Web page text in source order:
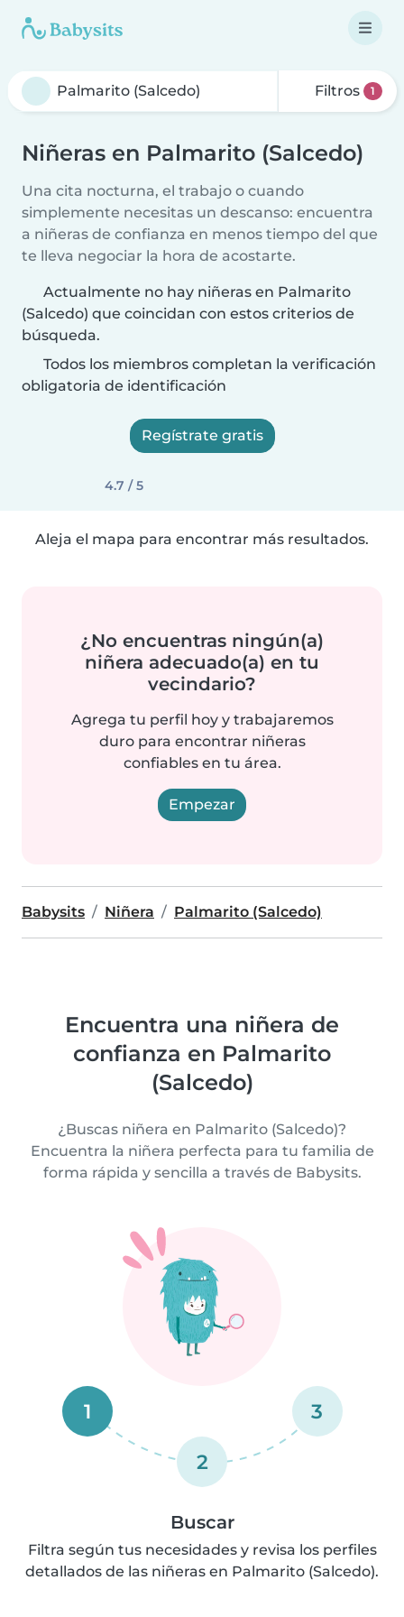
Filtros 1
Niñeras en Palmarito (Salcedo)
Una cita nocturna, el trabajo o cuando
simplemente necesitas un descanso: encuentra
a niñeras de confianza en menos tiempo del que
te lleva negociar la hora de acostarte.
Actualmente no hay niñeras en Palmarito
(Salcedo) que coincidan con estos criterios de
búsqueda.
Todos los miembros completan la verificación
obligatoria de identificación
Regístrate gratis
4.7 / 5
Aleja el mapa para encontrar más resultados.
¿No encuentras ningún(a)
niñera adecuado(a) en tu
vecindario?
Agrega tu perfil hoy y trabajaremos
duro para encontrar niñeras
confiables en tu área.
Empezar
Babysits Niñera Palmarito (Salcedo)
Encuentra una niñera de
confianza en Palmarito
(Salcedo)
¿Buscas niñera en Palmarito (Salcedo)?
Encuentra la niñera perfecta para tu familia de
forma rápida y sencilla a través de Babysits.
1
2
3
Buscar
Filtra según tus necesidades y revisa los perfiles
detallados de las niñeras en Palmarito (Salcedo).